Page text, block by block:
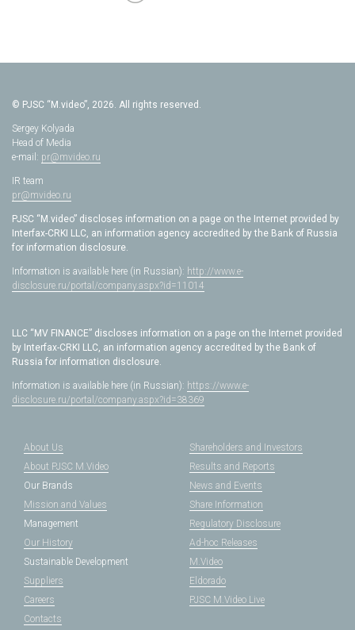
© PJSC “M.video”, 2026. All rights reserved.
Sergey Kolyada
Head of Media
e-mail: pr@mvideo.ru
IR team
pr@mvideo.ru
PJSC “M.video” discloses information on a page on the Internet provided by
Interfax-CRKI LLC, an information agency accredited by the Bank of Russia
for information disclosure.
Information is available here (in Russian): http://www.e-
disclosure.ru/portal/company.aspx?id=11014
LLC “MV FINANCE” discloses information on a page on the Internet provided
by Interfax-CRKI LLC, an information agency accredited by the Bank of
Russia for information disclosure.
Information is available here (in Russian): https://www.e-
disclosure.ru/portal/company.aspx?id=38369
About Us
About PJSC M.Video
Our Brands
Mission and Values
Management
Our History
Shareholders and Investors
Results and Reports
News and Events
Share Information
Regulatory Disclosure
Ad-hoc Releases
Sustainable Development
Suppliers
Careers
Contacts
M.Video
Eldorado
PJSC M.Video Live